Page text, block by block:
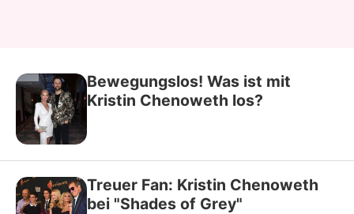
Bewegungslos! Was ist mit
Kristin Chenoweth los?
Treuer Fan: Kristin Chenoweth
bei "Shades of Grey"